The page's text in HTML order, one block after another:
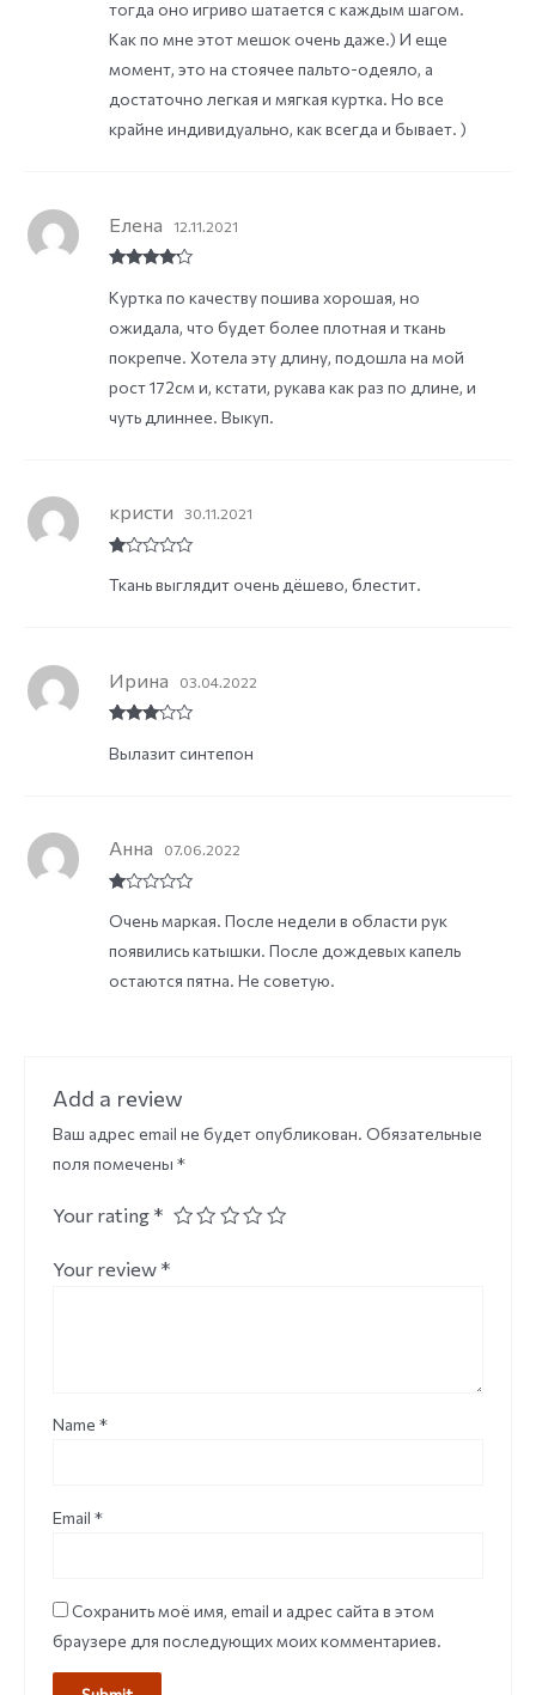
тогда оно игриво шатается с каждым шагом.
Как по мне этот мешок очень даже.) И еще
момент, это на стоячее пальто-одеяло, а
достаточно легкая и мягкая куртка. Но все
крайне индивидуально, как всегда и бывает. )
out of 5
Елена 12.11.2021
Куртка по качеству пошива хорошая, но
ожидала, что будет более плотная и ткань
покрепче. Хотела эту длину, подошла на мой
рост 172см и, кстати, рукава как раз по длине, и
чуть длиннее. Выкуп.
at
5
кристи 30.11.2021
Ткань выглядит очень дёшево, блестит.
out of
Ирина 03.04.2022
Вылазит синтепон
at
1
t
Анна 07.06.2022
Очень маркая. После недели в области рук
появились катышки. После дождевых капель
остаются пятна. Не советую.
Add a review
Ваш адрес email не будет опубликован. Обязательные
поля помечены *
Your rating *
Your review *
Name *
Email *
Сохранить моё имя, email и адрес сайта в этом
браузере для последующих моих комментариев.